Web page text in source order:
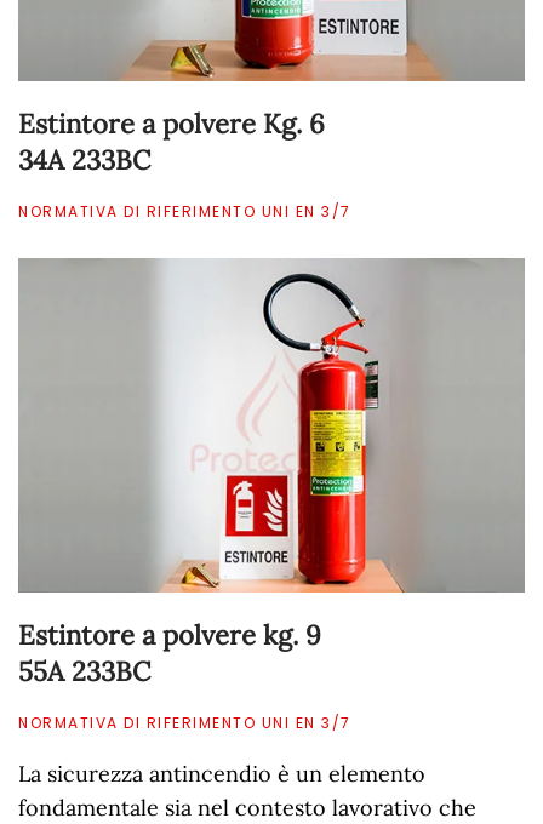
Estintore a polvere Kg. 6
34A 233BC
NORMATIVA DI RIFERIMENTO UNI EN 3/7
Estintore a polvere kg. 9
55A 233BC
NORMATIVA DI RIFERIMENTO UNI EN 3/7
La sicurezza antincendio è un elemento
fondamentale sia nel contesto lavorativo che